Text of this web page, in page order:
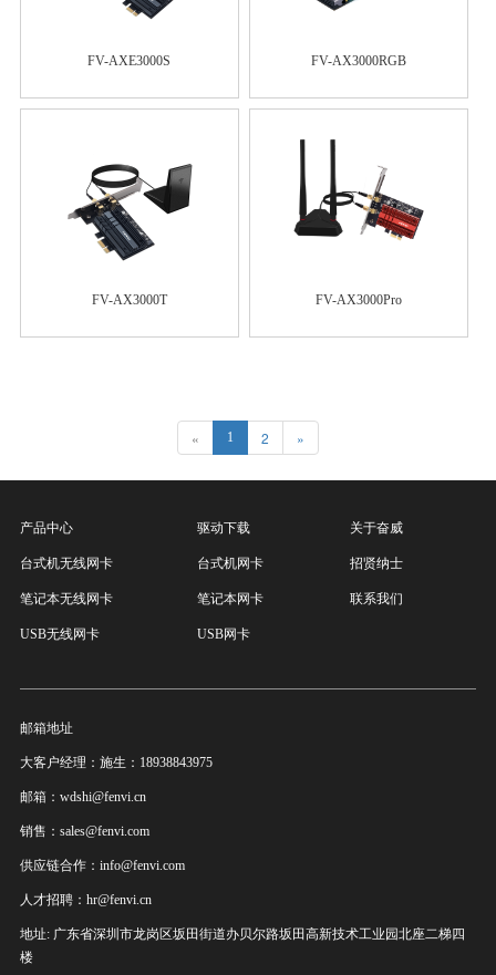
FV-AXE3000S FV-AX3000RGB
FV-AX3000T FV-AX3000Pro
« 1 2 »
产品中心
台式机无线网卡
笔记本无线网卡
USB无线网卡
驱动下载
台式机网卡
笔记本网卡
USB网卡
关于奋威
招贤纳士
联系我们
邮箱地址
大客户经理：施生：18938843975
邮箱：wdshi@fenvi.cn
销售：sales@fenvi.com
供应链合作：info@fenvi.com
人才招聘：hr@fenvi.cn
地址: 广东省深圳市龙岗区坂田街道办贝尔路坂田高新技术工业园北座二梯四
楼